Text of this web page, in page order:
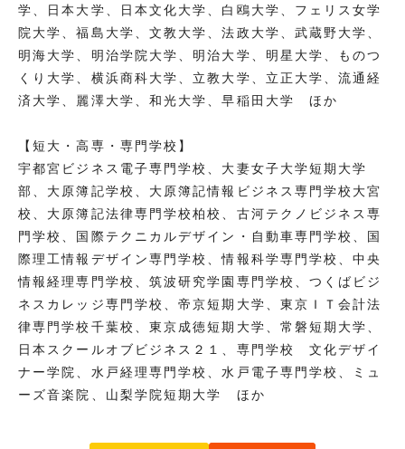
学、日本大学、日本文化大学、白鴎大学、フェリス女学
院大学、福島大学、文教大学、法政大学、武蔵野大学、
明海大学、明治学院大学、明治大学、明星大学、ものつ
くり大学、横浜商科大学、立教大学、立正大学、流通経
済大学、麗澤大学、和光大学、早稲田大学 ほか
【短大・高専・専門学校】
宇都宮ビジネス電子専門学校、大妻女子大学短期大学
部、大原簿記学校、大原簿記情報ビジネス専門学校大宮
校、大原簿記法律専門学校柏校、古河テクノビジネス専
門学校、国際テクニカルデザイン・自動車専門学校、国
際理工情報デザイン専門学校、情報科学専門学校、中央
情報経理専門学校、筑波研究学園専門学校、つくばビジ
ネスカレッジ専門学校、帝京短期大学、東京ＩＴ会計法
律専門学校千葉校、東京成徳短期大学、常磐短期大学、
日本スクールオブビジネス２１、専門学校 文化デザイ
ナー学院、水戸経理専門学校、水戸電子専門学校、ミュ
ーズ音楽院、山梨学院短期大学 ほか